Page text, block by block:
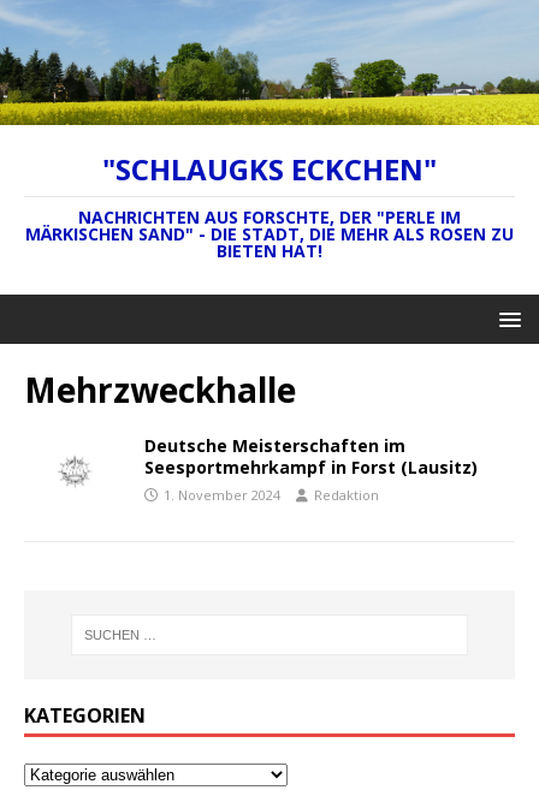
"SCHLAUGKS ECKCHEN"
NACHRICHTEN AUS FORSCHTE, DER "PERLE IM
MÄRKISCHEN SAND" - DIE STADT, DIE MEHR ALS ROSEN ZU
BIETEN HAT!
Mehrzweckhalle
Deutsche Meisterschaften im
Seesportmehrkampf in Forst (Lausitz)
1. November 2024 Redaktion
KATEGORIEN